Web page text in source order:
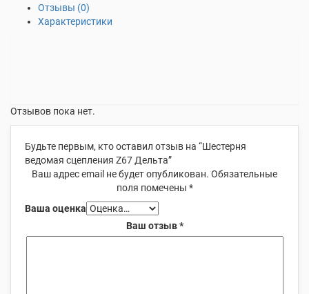
Отзывы (0)
Характеристики
Отзывов пока нет.
Будьте первым, кто оставил отзыв на “Шестерня
ведомая сцепления Z67 Дельта”
Ваш адрес email не будет опубликован. Обязательные
поля помечены *
Ваша оценка
Ваш отзыв*